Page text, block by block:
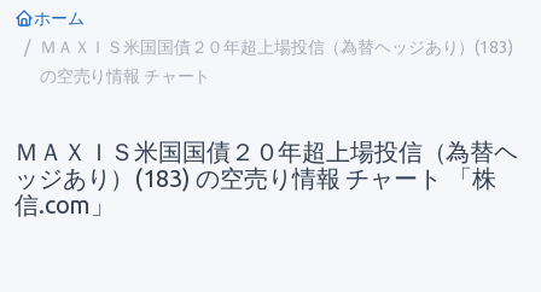
ホーム
ＭＡＸＩＳ米国国債２０年超上場投信（為替ヘッジあり）(183)
の空売り情報 チャート
ＭＡＸＩＳ米国国債２０年超上場投信（為替ヘ
ッジあり）(183) の空売り情報 チャート 「株
信.com」